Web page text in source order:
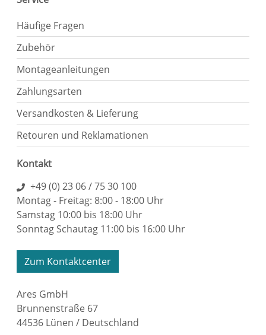
Häufige Fragen
Zubehör
Montageanleitungen
Zahlungsarten
Versandkosten & Lieferung
Retouren und Reklamationen
Kontakt
+49 (0) 23 06 / 75 30 100
Montag - Freitag: 8:00 - 18:00 Uhr
Samstag 10:00 bis 18:00 Uhr
Sonntag Schautag 11:00 bis 16:00 Uhr
Zum Kontaktcenter
Ares GmbH
Brunnenstraße 67
44536 Lünen / Deutschland